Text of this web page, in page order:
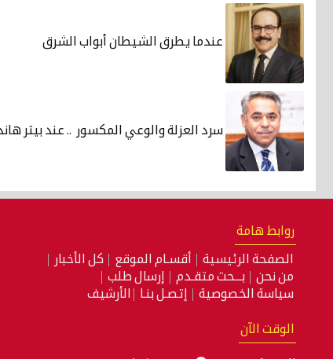
عندما يطرق الشيطان أبواب الشرق
سرد العزلة والوعي المكسور .. عند بيتر
روابط هامة
الصفحة الرئيسية أقسـام الموقع
كل الأخبار
من نحن
بـــحث متقـدم
إرسال طلب
سياسة الخصوصية
إتصـل بنـا الأرشيف
الوقت الآن